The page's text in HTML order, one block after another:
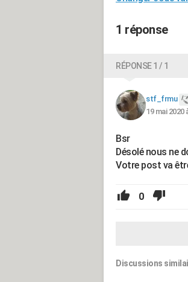
1 réponse
RÉPONSE 1 / 1
stf_frmu
19 mai 2020
Bsr
Désolé nous ne
Votre post va
0
Discussions